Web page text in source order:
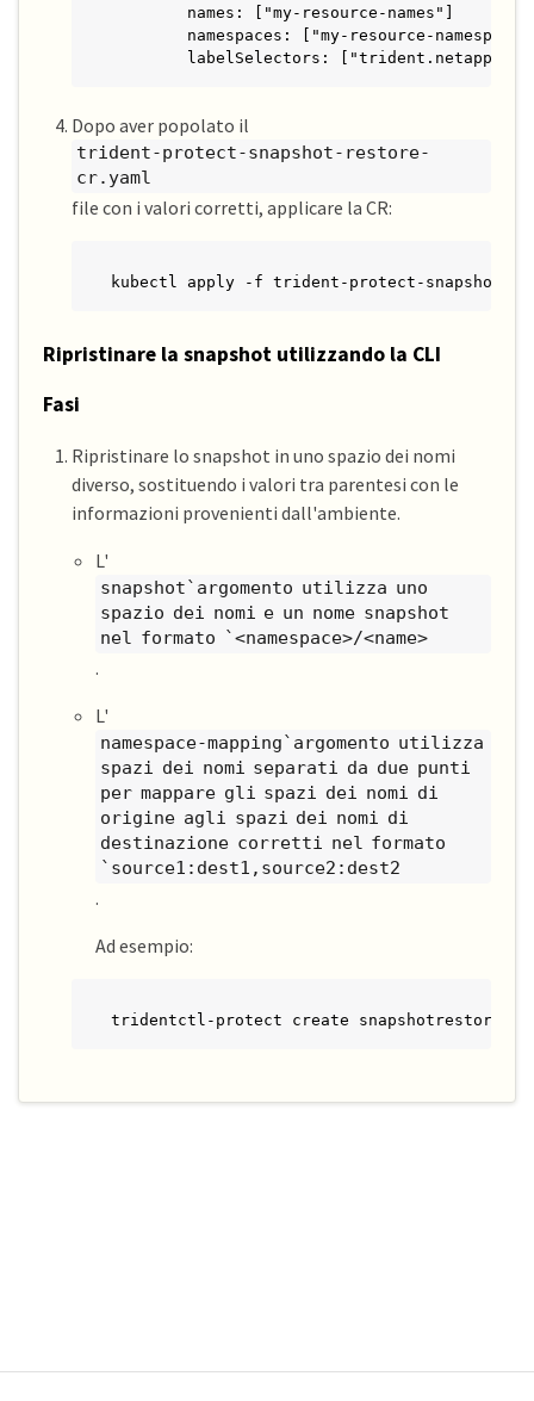
        names: ["my-resource-names"]
namespaces: ["my-resource-
labelSelectors:
Dopo aver popolato il
trident-protect-snapshot-restore-
cr.yaml
file con i valori corretti, applicare la CR:
kubectl apply -f trident-protect-snapshot-
Ripristinare la snapshot utilizzando la CLI
Fasi
Ripristinare lo snapshot in uno spazio dei nomi
diverso, sostituendo i valori tra parentesi con le
informazioni provenienti dall'ambiente.
L'
snapshot`argomento utilizza uno
spazio dei nomi e un nome snapshot
nel formato `<namespace>/<name>
.
L'
namespace-mapping`argomento utilizza
spazi dei nomi separati da due punti
per mappare gli spazi dei nomi di
origine agli spazi dei nomi di
destinazione corretti nel formato
`source1:dest1,source2:dest2
.
Ad esempio:
tridentctl-protect create snapshotrestore